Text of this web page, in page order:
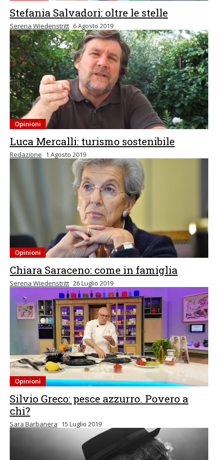
Stefania Salvadori: oltre le stelle
Serena Wiedenstritt 6 Agosto 2019
Opinioni
Luca Mercalli: turismo sostenibile
Redazione 1 Agosto 2019
Opinioni
Chiara Saraceno: come in famiglia
Serena Wiedenstritt 26 Luglio 2019
Opinioni
Silvio Greco: pesce azzurro. Povero a
chi?
Sara Barbanera 15 Luglio 2019